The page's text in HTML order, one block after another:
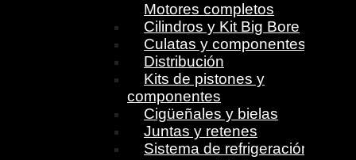
Motores completos
Cilindros y Kit Big Bore
Culatas y componentes
Distribución
Kits de pistones y
componentes
Cigüeñales y bielas
Juntas y retenes
Sistema de refrigeración